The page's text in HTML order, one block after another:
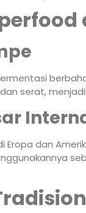
serat,
Eropa dan